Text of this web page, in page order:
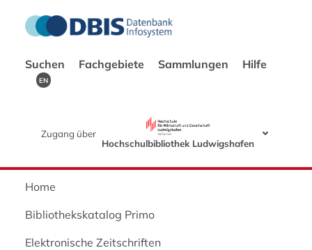
Suchen Fachgebiete Sammlungen Hilfe
EN
Zugang über
Hochschulbibliothek Ludwigshafen
Home
Bibliothekskatalog Primo
Elektronische Zeitschriften